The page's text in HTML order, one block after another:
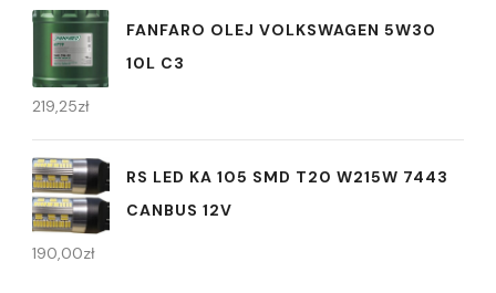
FANFARO OLEJ VOLKSWAGEN 5W30
10L C3
219,25zł
RS LED KA 105 SMD T20 W215W 7443
CANBUS 12V
190,00zł